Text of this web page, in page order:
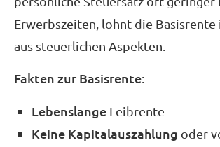
Erwerbszeiten, lohnt die Basisrente
aus steuerlichen Aspekten.
Fakten zur Basisrente:
Lebenslange Leibrente
Keine Kapitalauszahlung oder